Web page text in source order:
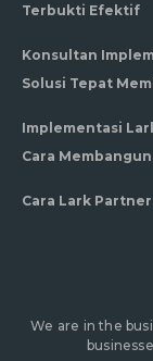
Terbukti Efektif
Konsultan
Solusi Tepat
Implementasi
Cara
Cara Lark
We are in the